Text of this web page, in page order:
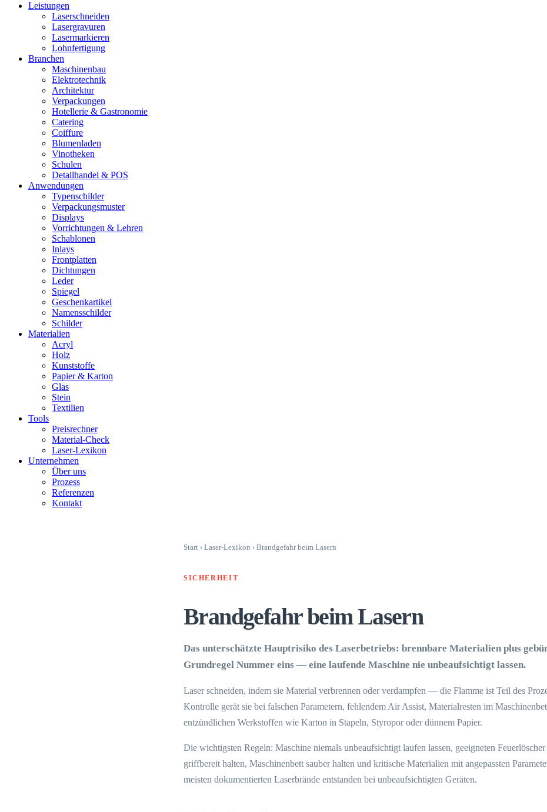
Leistungen
Laserschneiden
Lasergravuren
Lasermarkieren
Lohnfertigung
Branchen
Maschinenbau
Elektrotechnik
Architektur
Verpackungen
Hotellerie & Gastronomie
Catering
Coiffure
Blumenladen
Vinotheken
Schulen
Detailhandel & POS
Anwendungen
Typenschilder
Verpackungsmuster
Displays
Vorrichtungen & Lehren
Schablonen
Inlays
Frontplatten
Dichtungen
Leder
Spiegel
Geschenkartikel
Namensschilder
Schilder
Materialien
Acryl
Holz
Kunststoffe
Papier & Karton
Glas
Stein
Textilien
Tools
Preisrechner
Material-Check
Laser-Lexikon
Unternehmen
Über uns
Prozess
Referenzen
Kontakt
Start › Laser-Lexikon › Brandgefahr beim Lasern
SICHERHEIT
Brandgefahr beim Lasern
Das unterschätzte Hauptrisiko des Laserbetriebs: brennbare Materialien plus
Grundregel Nummer eins — eine laufende Maschine nie unbeaufsichtigt lassen.
Laser schneiden, indem sie Material verbrennen oder verdampfen — die Flamme ist Teil des
Kontrolle gerät sie bei falschen Parametern, fehlendem Air Assist, Materialresten im
entzündlichen Werkstoffen wie Karton in Stapeln, Styropor oder dünnem Papier.
Die wichtigsten Regeln: Maschine niemals unbeaufsichtigt laufen lassen, geeigneten
griffbereit halten, Maschinenbett sauber halten und kritische Materialien mit angepassten
meisten dokumentierten Laserbrände entstanden bei unbeaufsichtigten Geräten.